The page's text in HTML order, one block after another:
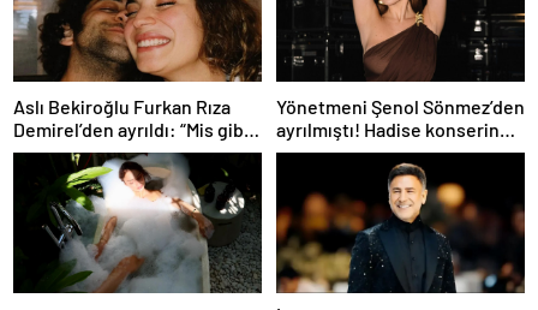
Aslı Bekiroğlu Furkan Rıza
Demirel’den ayrıldı: “Mis gibi
bitti”
Yönetmeni Şenol Sönmez’den
ayrılmıştı! Hadise konserinde
içini döktü